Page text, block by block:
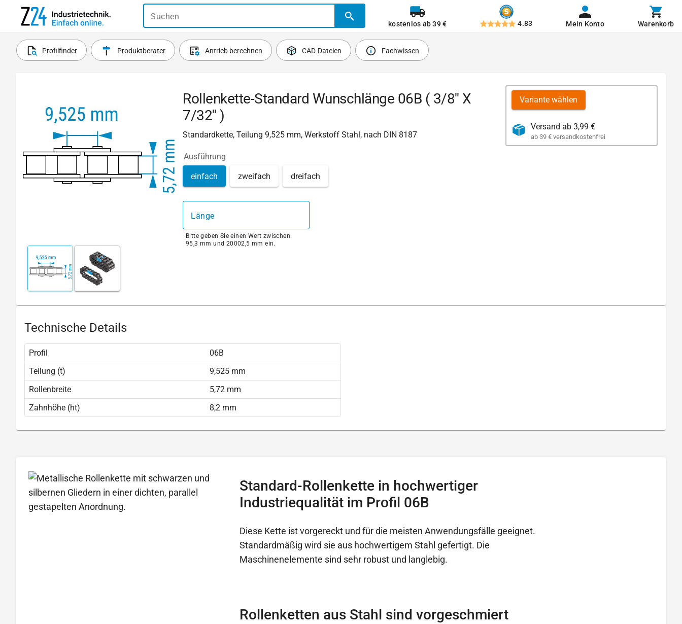
Suchen
kostenlos ab 39 € 4.83 Mein Konto Warenkorb
Profilfinder Produktberater Antrieb berechnen CAD-Dateien Fachwissen
Rollenkette-Standard Wunschlänge 06B ( 3/8'' X
7/32'' )
Standardkette, Teilung 9,525 mm, Werkstoff Stahl, nach DIN 8187
Ausführung
einfach zweifach dreifach
Länge
Bitte geben Sie einen Wert zwischen
95,3 mm und 20002,5 mm ein.
Variante wählen
Versand ab 3,99 €
ab 39 € versandkostenfrei
Technische Details
Profil
06B
Teilung (t)
9,525 mm
Rollenbreite
5,72 mm
Zahnhöhe (ht)
8,2 mm
Standard-Rollenkette in hochwertiger
Industriequalität im Profil 06B
Diese Kette ist vorgereckt und für die meisten Anwendungsfälle geeignet.
Standardmäßig wird sie aus hochwertigem Stahl gefertigt. Die
Maschinenelemente sind sehr robust und langlebig.
Rollenketten aus Stahl sind vorgeschmiert